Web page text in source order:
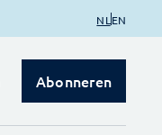
NL EN
Abonneren